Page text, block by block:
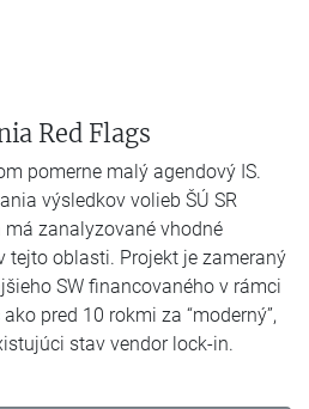
Red Flags
pomerne malý agendový IS.
výsledkov volieb ŠÚ SR
zanalyzované vhodné
oblasti. Projekt je zameraný
SW financovaného v rámci
pred 10 rokmi za “moderný”,
stav vendor lock-in.